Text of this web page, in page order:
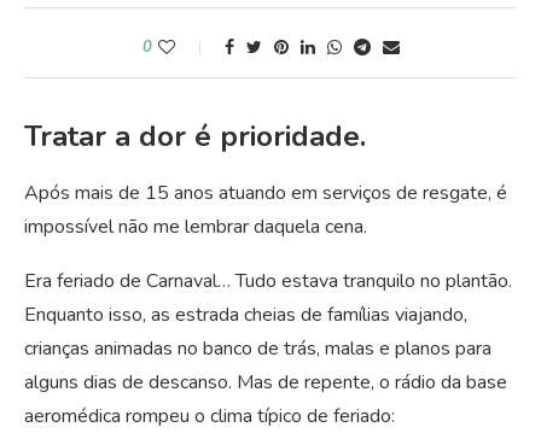
0
Tratar a dor é prioridade.
Após mais de 15 anos atuando em serviços de resgate, é
impossível não me lembrar daquela cena.
Era feriado de Carnaval… Tudo estava tranquilo no plantão.
Enquanto isso, as estrada cheias de famílias viajando,
crianças animadas no banco de trás, malas e planos para
alguns dias de descanso. Mas de repente, o rádio da base
aeromédica rompeu o clima típico de feriado: